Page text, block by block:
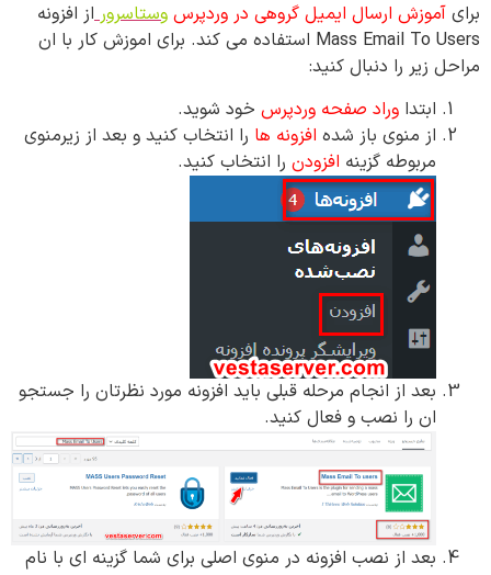
برای آموزش ارسال ایمیل گروهی در وردپرس وستاسرور از افزونه
Mass Email To Users استفاده می کند. برای اموزش کار با ان
مراحل زیر را دنبال کنید:
ابتدا وراد صفحه وردپرس خود شوید.
از منوی باز شده افزونه ها را انتخاب کنید و بعد از زیرمنوی
مربوطه گزینه افزودن را انتخاب کنید.
بعد از انجام مرحله قبلی باید افزونه مورد نظرتان را جستجو
ان را نصب و فعال کنید.
بعد از نصب افزونه در منوی اصلی برای شما گزینه ای با نام